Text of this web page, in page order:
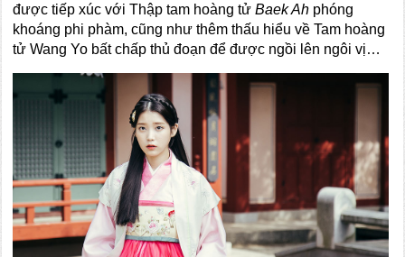
được tiếp xúc với Thập tam hoàng tửBaek Ah phóng
khoáng phi phàm, cũng như thêm thấu hiểu về Tam hoàng
tử Wang Yo bất chấp thủ đoạn để được ngồi lên ngôi vị…